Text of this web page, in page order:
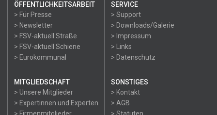
ÖFFENTLICHKEITSARBEIT
> Für Presse
> Newsletter
> FSV-aktuell Straße
> FSV-aktuell Schiene
> Eurokommunal
SERVICE
> Support
> Downloads/Galerie
> Impressum
> Links
> Datenschutz
MITGLIEDSCHAFT
> Unsere Mitglieder
> Expertinnen und Experten
SONSTIGES
> Kontakt
> AGB